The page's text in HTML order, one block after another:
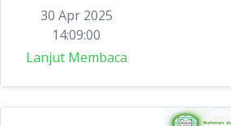
30 Apr 2025
14:09:00
Lanjut Membaca